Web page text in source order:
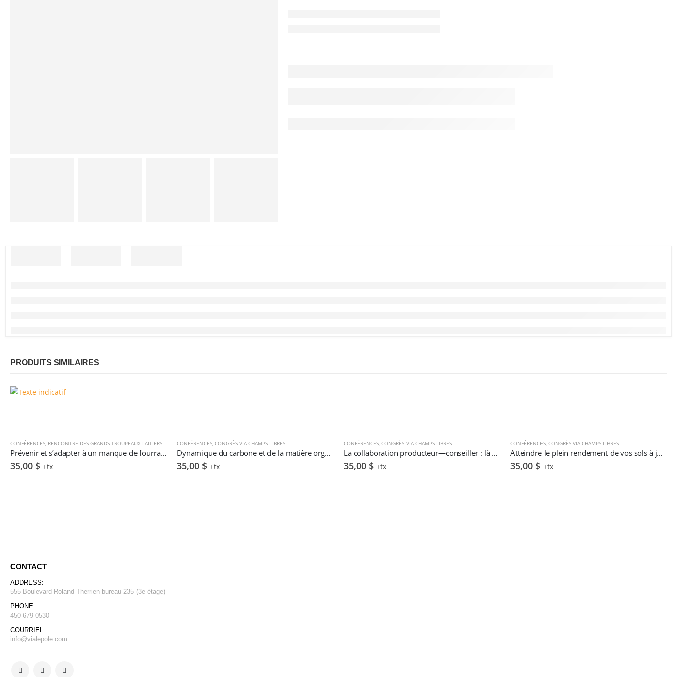
PRODUITS SIMILAIRES
CONFÉRENCES, RENCONTRE DES GRANDS TROUPEAUX LAITIERS
Prévenir et s’adapter à un manque de fourrages – J.-P. Laroche et D. Drapeau
35,00 $ +tx
CONFÉRENCES, CONGRÈS VIA CHAMPS LIBRES
Dynamique du carbone et de la matière organique en sols agricoles – V. Poirier
35,00 $ +tx
CONFÉRENCES, CONGRÈS VIA CHAMPS LIBRES
La collaboration producteur—conseiller : là où « s’unir pour s’aider » prend tout son sens – L. Gagné & invités
35,00 $ +tx
CONFÉRENCES, CONGRÈS VIA CHAMPS LIBRES
Atteindre le plein rendement de vos sols à juste coût : comment s’y prendre ? – B. Turgeon & L. Perreault
35,00 $ +tx
CONTACT
ADDRESS:
555 Boulevard Roland-Therrien bureau 235 (3e étage)
PHONE:
450 679-0530
COURRIEL:
info@vialepole.com